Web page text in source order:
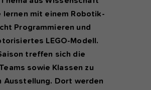
lernen mit einem Robotik-
Programmieren und
LEGO-Modell.
treffen sich die
sowie Klassen zu
Ausstellung. Dort werden